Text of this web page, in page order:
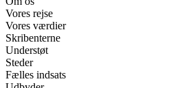
Vores rejse
Vores værdier
Skribenterne
Understøt
Steder
Fælles indsats